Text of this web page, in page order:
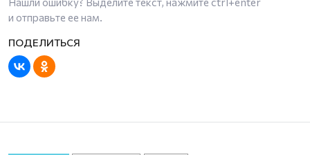
и отправьте ее нам.